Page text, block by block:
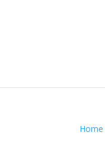
Home